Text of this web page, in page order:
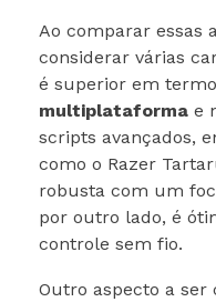
Ao comparar essas
considerar várias
é superior em
multiplataforma e
scripts avançados,
como o Razer
robusta com um
por outro lado, é
controle sem fio.
Outro aspecto a ser